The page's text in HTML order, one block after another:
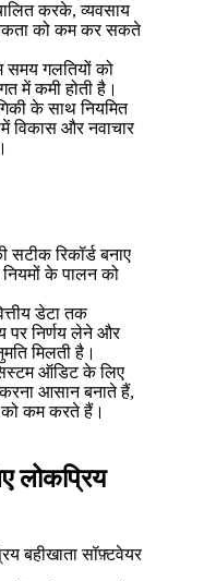
करके, व्यवसाय
को कम कर सकते
समय गलतियों को
में कमी होती है।
के साथ नियमित
विकास और नवाचार
सटीक रिकॉर्ड बनाए
के पालन को
डेटा तक
पर निर्णय लेने और
मिलती है।
ऑडिट के लिए
आसान बनाते हैं,
को कम करते हैं।
लोकप्रिय